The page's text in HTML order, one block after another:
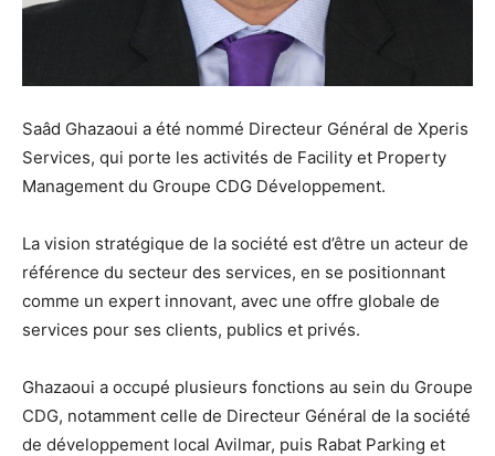
Saâd Ghazaoui a été nommé Directeur Général de Xperis
Services, qui porte les activités de Facility et Property
Management du Groupe CDG Développement.
La vision stratégique de la société est d’être un acteur de
référence du secteur des services, en se positionnant
comme un expert innovant, avec une offre globale de
services pour ses clients, publics et privés.
Ghazaoui a occupé plusieurs fonctions au sein du Groupe
CDG, notamment celle de Directeur Général de la société
de développement local Avilmar, puis Rabat Parking et